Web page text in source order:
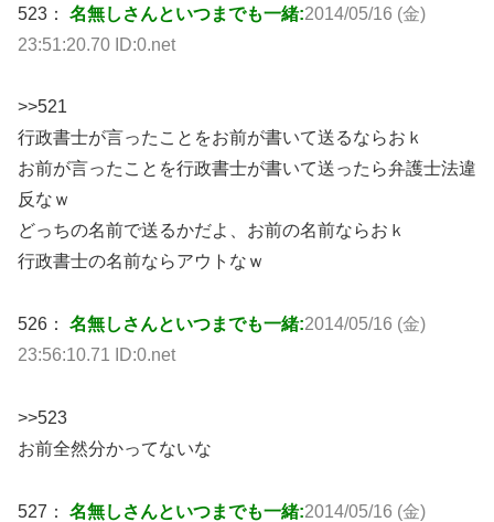
523： 名無しさんといつまでも一緒:2014/05/16 (金)
23:51:20.70 ID:0.net
>>521
行政書士が言ったことをお前が書いて送るならおｋ
お前が言ったことを行政書士が書いて送ったら弁護士法違
反なｗ
どっちの名前で送るかだよ、お前の名前ならおｋ
行政書士の名前ならアウトなｗ
526： 名無しさんといつまでも一緒:2014/05/16 (金)
23:56:10.71 ID:0.net
>>523
お前全然分かってないな
527： 名無しさんといつまでも一緒:2014/05/16 (金)